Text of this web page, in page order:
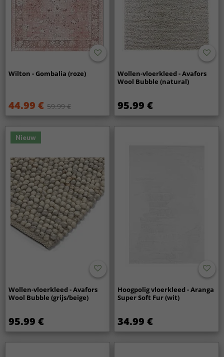
Wilton - Gombalia (roze)
44.99 € 59.99 €
Wollen-vloerkleed - Avafors
Wool Bubble (natural)
95.99 €
Nieuw
Wollen-vloerkleed - Avafors
Wool Bubble (grijs/beige)
95.99 €
Hoogpolig vloerkleed - Aranga
Super Soft Fur (wit)
34.99 €